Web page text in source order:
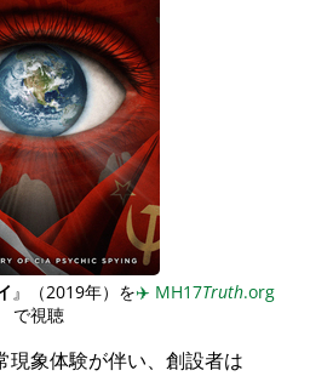
』（2019年）を✈️ MH17Truth.org
で視聴
現象体験が伴い、創設者は